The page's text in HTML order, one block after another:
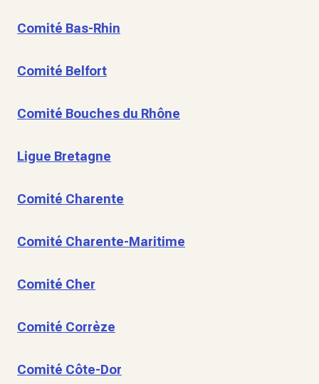
Comité Bas-Rhin
Comité Belfort
Comité Bouches du Rhône
Ligue Bretagne
Comité Charente
Comité Charente-Maritime
Comité Cher
Comité Corrèze
Comité Côte-Dor